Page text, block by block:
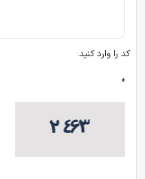
کد را وارد کنید:
*